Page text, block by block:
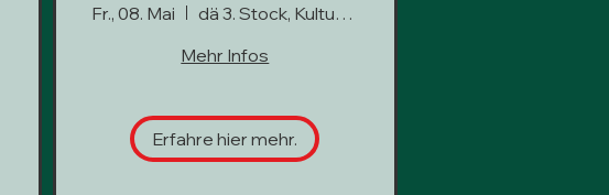
Fr., 08. Mai
dä 3. Stock, Kultur hoch 3
Mehr Infos
Erfahre hier mehr.